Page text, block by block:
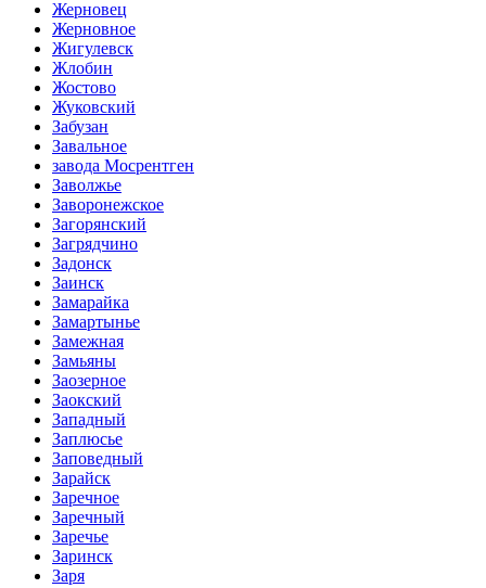
Жерновец
Жерновное
Жигулевск
Жлобин
Жостово
Жуковский
Забузан
Завальное
завода Мосрентген
Заволжье
Заворонежское
Загорянский
Загрядчино
Задонск
Заинск
Замарайка
Замартынье
Замежная
Замьяны
Заозерное
Заокский
Западный
Заплюсье
Заповедный
Зарайск
Заречное
Заречный
Заречье
Заринск
Заря